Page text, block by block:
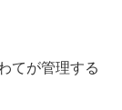
てが管理する